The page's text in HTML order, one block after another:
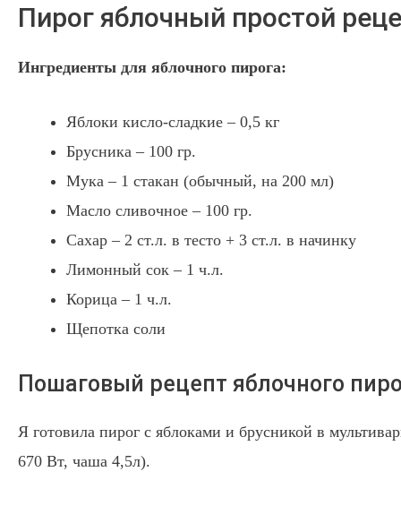
Пирог яблочный простой
Ингредиенты для яблочного пирога:
Яблоки кисло-сладкие – 0,5 кг
Брусника – 100 гр.
Мука – 1 стакан (обычный, на 200 мл)
Масло сливочное – 100 гр.
Сахар – 2 ст.л. в тесто + 3 ст.л. в начинку
Лимонный сок – 1 ч.л.
Корица – 1 ч.л.
Щепотка соли
Пошаговый рецепт яблочного
Я готовила пирог с яблоками и брусникой в
670 Вт, чаша 4,5л).